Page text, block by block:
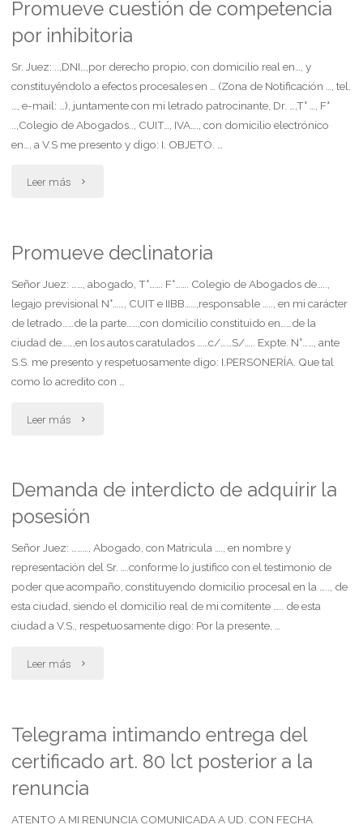
por
exclusiva
Promueve cuestión de competencia
por inhibitoria
Sr. Juez: ..,DNI…,por derecho propio, con domicilio real en…, y
constituyéndolo a efectos procesales en … (Zona de Notificación …, tel.
…, e-mail: …), juntamente con mi letrado patrocinante, Dr. …,T° …, F°
..,Colegio de Abogados.., CUIT…, IVA…., con domicilio electrónico
en…, a V.S me presento y digo: I. OBJETO. …
Leer más "Promueve
competencia
por
inhibitoria"
Promueve declinatoria
Señor Juez: ……, abogado, T°……. F°……. Colegio de Abogados de…..,
legajo previsional N°……, CUIT e IIBB……,responsable ….., en mi carácter
de letrado……de la parte……,con domicilio constituido en……de la
ciudad de……,en los autos caratulados ……c/……S/….. Expte. N°……, ante
S.S. me presento y respetuosamente digo: I.PERSONERÍA. Que tal
como lo acredito con …
Leer más "Promueve
Demanda de interdicto de adquirir la
posesión
Señor Juez: ………, Abogado, con Matricula …., en nombre y
representación del Sr. ….conforme lo justifico con el testimonio de
poder que acompaño, constituyendo domicilio procesal en la ….., de
esta ciudad, siendo el domicilio real de mi comitente ….. de esta
ciudad a V.S., respetuosamente digo: Por la presente, …
Leer más "Demanda
interdicto
de
adquirir
Telegrama intimando entrega del
certificado art. 80 lct posterior a la
renuncia
ATENTO A MI RENUNCIA COMUNICADA A UD. CON FECHA